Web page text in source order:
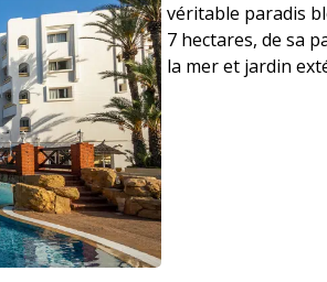
véritable paradis
7 hectares, de sa
la mer et jardin